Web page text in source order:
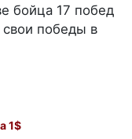
бойца 17 побед
победы в
1$